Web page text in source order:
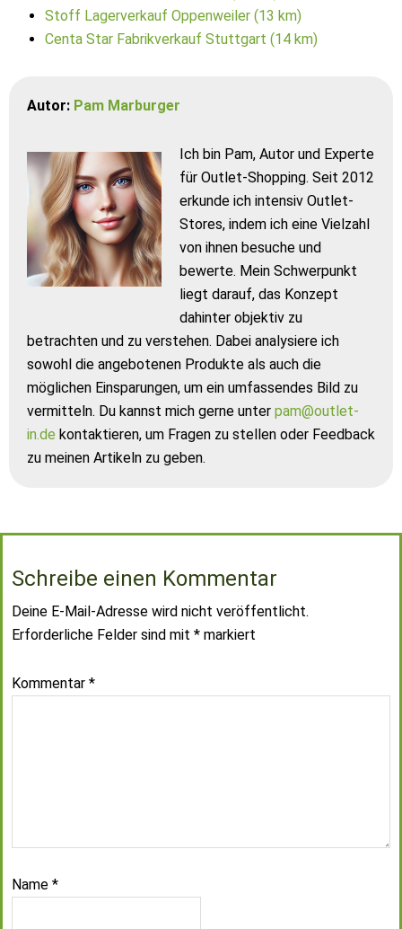
Stoff Lagerverkauf Oppenweiler (13 km)
Centa Star Fabrikverkauf Stuttgart (14 km)
Autor: Pam Marburger
Ich bin Pam, Autor und Experte
für Outlet-Shopping. Seit 2012
erkunde ich intensiv Outlet-
Stores, indem ich eine Vielzahl
von ihnen besuche und
bewerte. Mein Schwerpunkt
liegt darauf, das Konzept
dahinter objektiv zu
betrachten und zu verstehen. Dabei analysiere ich
sowohl die angebotenen Produkte als auch die
möglichen Einsparungen, um ein umfassendes Bild zu
vermitteln. Du kannst mich gerne unter pam@outlet-
in.de kontaktieren, um Fragen zu stellen oder Feedback
zu meinen Artikeln zu geben.
Schreibe einen Kommentar
Deine E-Mail-Adresse wird nicht veröffentlicht.
Erforderliche Felder sind mit * markiert
Kommentar *
Name *